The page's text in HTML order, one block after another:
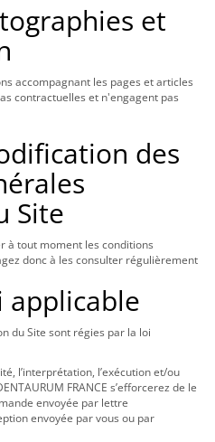
et
accompagnant les pages et articles
contractuelles et n'engagent pas
des
Site
à tout moment les conditions
donc à les consulter régulièrement
applicable
du Site sont régies par la loi
l’interprétation, l’exécution et/ou
FRANCE s’efforcerez de le
envoyée par lettre
envoyée par vous ou par